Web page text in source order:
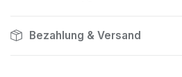
Bezahlung & Versand